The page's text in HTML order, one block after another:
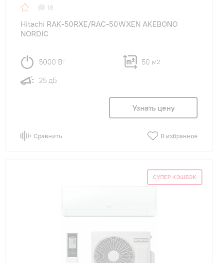
18
Hitachi RAK-50RXE/RAC-50WXEN AKEBONO
NORDIC
5000 Вт 50 м2
25 дБ
Узнать цену
Сравнить В избранное
СУПЕР КЭШБЭК